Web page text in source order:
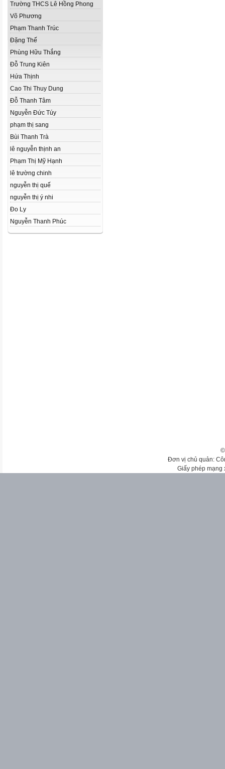
Trường THCS Lê Hồng Phong
Võ Phương
Phạm Thanh Trúc
Đặng Thế
Phùng Hữu Thắng
Đỗ Trung Kiên
Hứa Thịnh
Cao Thi Thuy Dung
Đỗ Thanh Tâm
Nguyễn Đức Túy
phạm thị sang
Bùi Thanh Trà
lê nguyễn thịnh an
Phạm Thị Mỹ Hạnh
lê trường chinh
nguyễn thị quế
nguyễn thị ý nhi
Đo Ly
Nguyễn Thanh Phúc
Đơn vị chủ quản:
Giấy phép mạng